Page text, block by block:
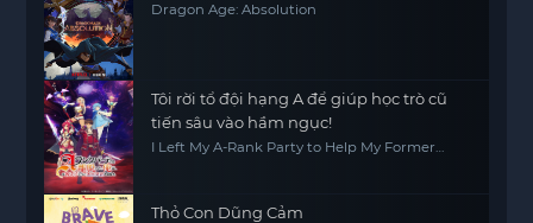
Dragon Age: Absolution
Tôi rời tổ đội hạng A để giúp học trò cũ
tiến sâu vào hầm ngục!
I Left My A-Rank Party to Help My Former
Thỏ Con Dũng Cảm